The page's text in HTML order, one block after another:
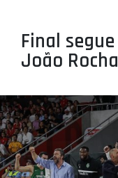
Final
João